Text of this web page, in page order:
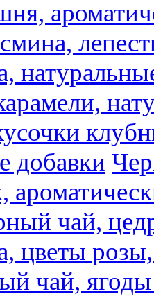
добавки
чай,
цветы
чай,